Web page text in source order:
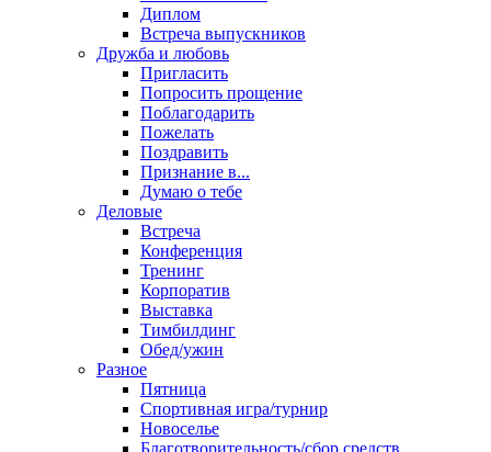
Диплом
Встреча выпускников
Дружба и любовь
Пригласить
Попросить прощение
Поблагодарить
Пожелать
Поздравить
Признание в...
Думаю о тебе
Деловые
Встреча
Конференция
Тренинг
Корпоратив
Выставка
Тимбилдинг
Обед/ужин
Разное
Пятница
Спортивная игра/турнир
Новоселье
Благотворительность/сбор средств